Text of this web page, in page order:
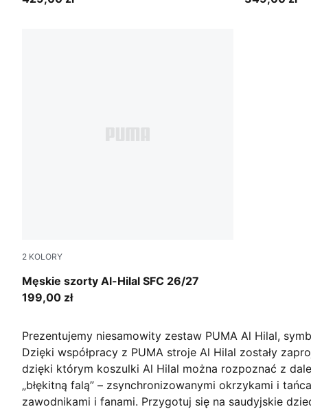
2 KOLORY
Męskie szorty Al-Hilal SFC 26/27
PUMA White-Deep Navy
199,00 zł
Prezentujemy niesamowity zestaw PUMA Al Hilal,
Dzięki współpracy z PUMA stroje Al Hilal zostały
dzięki którym koszulki Al Hilal można rozpoznać z
„błękitną falą” – zsynchronizowanymi okrzykami i
zawodnikami i fanami. Przygotuj się na saudyjskie